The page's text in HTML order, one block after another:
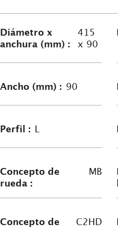
Diámetro x
anchura (mm) :
415
x 90
Ancho (mm) : 90
Perfil :
Concepto de
rueda :
MB
Concepto de
C2HD